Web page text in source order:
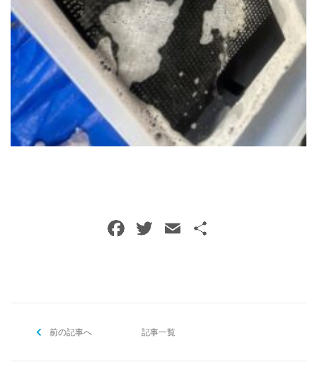
ご予約・お問い合わせ
0120-396-620
F
o
T E
前の記事へ 記事一覧